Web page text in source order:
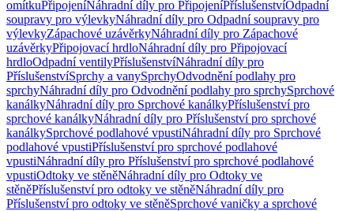
omítkuPřipojeníNáhradní díly pro PřipojeníPříslušenstvíOdpadní
soupravy pro výlevkyNáhradní díly pro Odpadní soupravy pro
výlevkyZápachové uzávěrkyNáhradní díly pro Zápachové
uzávěrkyPřipojovací hrdloNáhradní díly pro Připojovací
hrdloOdpadní ventilyPříslušenstvíNáhradní díly pro
PříslušenstvíSprchy a vanySprchyOdvodnění podlahy pro
sprchyNáhradní díly pro Odvodnění podlahy pro sprchySprchové
kanálkyNáhradní díly pro Sprchové kanálkyPříslušenství pro
sprchové kanálkyNáhradní díly pro Příslušenství pro sprchové
kanálkySprchové podlahové vpustiNáhradní díly pro Sprchové
podlahové vpustiPříslušenství pro sprchové podlahové
vpustiNáhradní díly pro Příslušenství pro sprchové podlahové
vpustiOdtoky ve stěněNáhradní díly pro Odtoky ve
stěněPříslušenství pro odtoky ve stěněNáhradní díly pro
Příslušenství pro odtoky ve stěněSprchové vaničky a sprchové